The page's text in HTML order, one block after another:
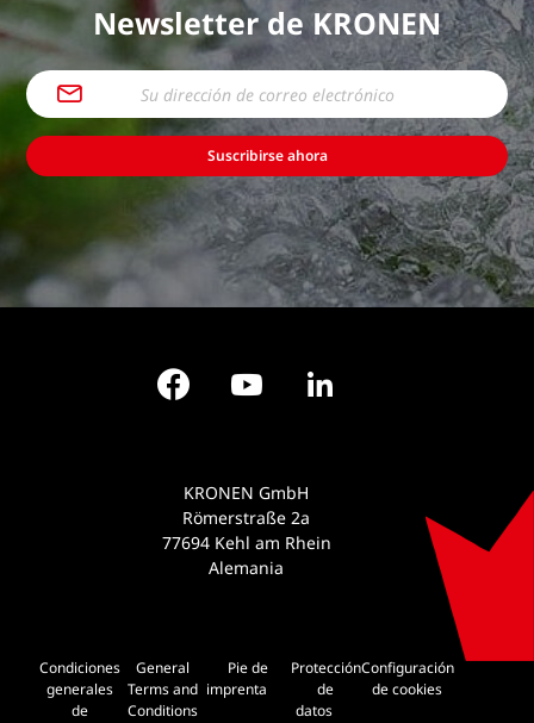
Newsletter de KRONEN
Suscribirse ahora
FacebookYouTube
Condiciones
generales
de
General
Terms and
Conditions
Pie de
imprenta
Protección
de
datos
Configuración
de cookies
KRONEN GmbH
Römerstraße 2a
77694 Kehl am Rhein
Alemania